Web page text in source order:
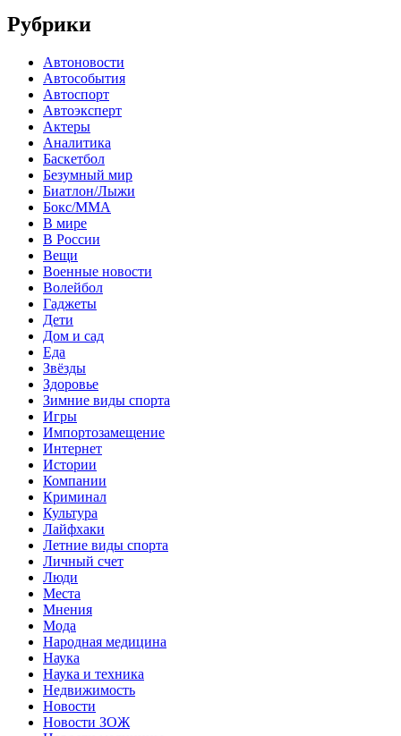
Рубрики
Автоновости
Автособытия
Автоспорт
Автоэксперт
Актеры
Аналитика
Баскетбол
Безумный мир
Биатлон/Лыжи
Бокс/MMA
В мире
В России
Вещи
Военные новости
Волейбол
Гаджеты
Дети
Дом и сад
Еда
Звёзды
Здоровье
Зимние виды спорта
Игры
Импортозамещение
Интернет
Истории
Компании
Криминал
Культура
Лайфхаки
Летние виды спорта
Личный счет
Люди
Места
Мнения
Мода
Народная медицина
Наука
Наука и техника
Недвижимость
Новости
Новости ЗОЖ